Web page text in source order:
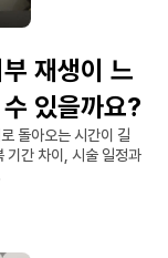
재생이 느
있을까요?
돌아오는 시간이 길
기간 차이, 시술 일정과